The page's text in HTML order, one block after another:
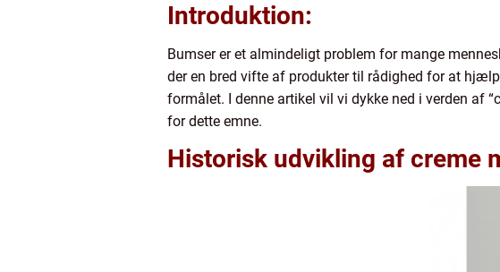
Introduktion:
Bumser er et almindeligt problem for mange
der en bred vifte af produkter til rådighed for at
formålet. I denne artikel vil vi dykke ned i verden af
for dette emne.
Historisk udvikling af creme